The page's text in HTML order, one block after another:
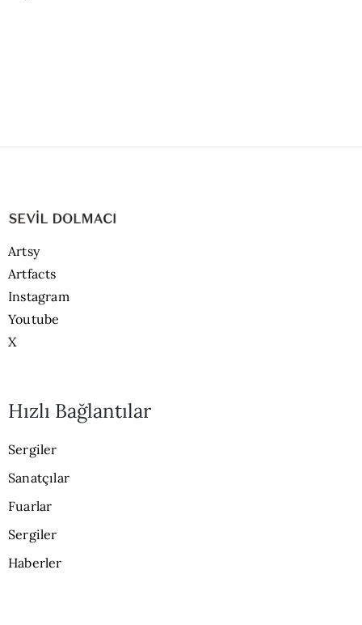
Artsy
Artfacts
Instagram
Youtube
X
Hızlı Bağlantılar
Sergiler
Sanatçılar
Fuarlar
Sergiler
Haberler